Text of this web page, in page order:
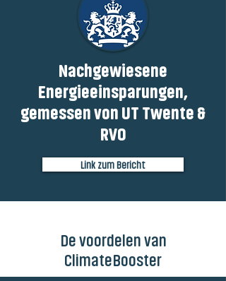
Nachgewiesene
Energieeinsparungen,
gemessen von UT Twente &
RVO
Link zum Bericht
De voordelen van
ClimateBooster